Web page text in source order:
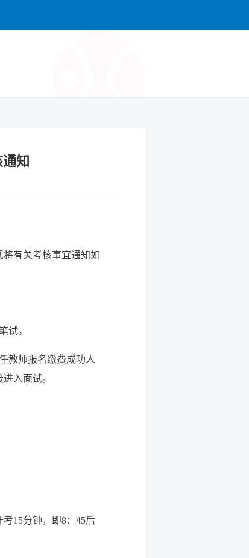
知
有关考核事宜通知如
试。
教师报名缴费成功人
入面试。
15分钟，即8：45后